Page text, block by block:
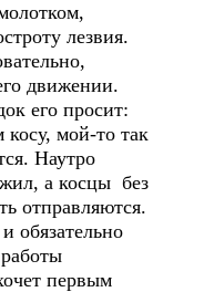
лезвия.
движении.
его просит:
мой-то так
Наутро
а косцы без
отправляются.
обязательно
первым